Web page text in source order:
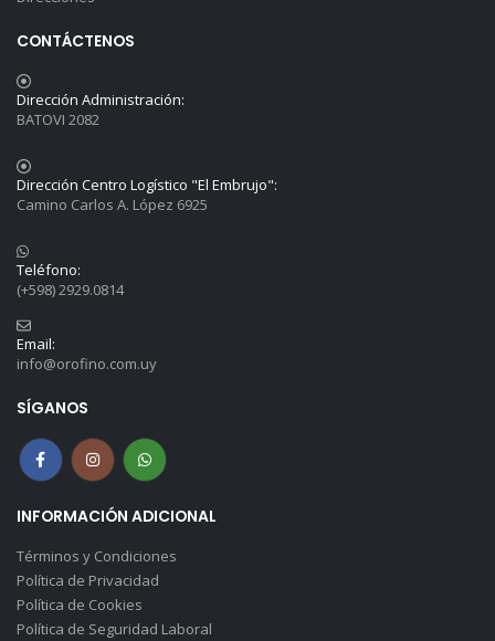
CONTÁCTENOS
Dirección Administración:
BATOVI 2082
Dirección Centro Logístico "El Embrujo":
Camino Carlos A. López 6925
Teléfono:
(+598) 2929.0814
Email:
info@orofino.com.uy
SÍGANOS
INFORMACIÓN ADICIONAL
Términos y Condiciones
Política de Privacidad
Política de Cookies
Política de Seguridad Laboral